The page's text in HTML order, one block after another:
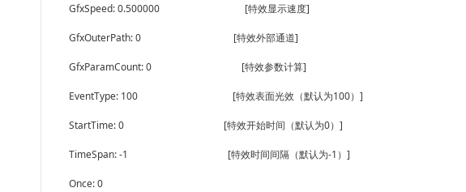
GfxSpeed: 0.500000 [特效显示速度]
GfxOuterPath: 0 [特效外部通道]
GfxParamCount: 0 [特效参数计算]
EventType: 100 [特效表面光效（默认为100）]
StartTime: 0 [特效开始时间（默认为0）]
TimeSpan: -1 [特效时间间隔（默认为-1）]
Once: 0